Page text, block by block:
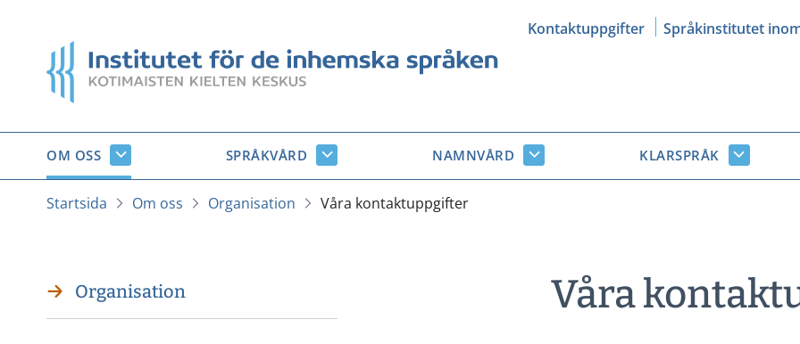
innehåll
Kontaktuppgifter
Språkinstitutet
Startsida
OM OSS
Om
oss
undersidor
SPRÅKVÅRD
Språkvård
undersidor
NAMNVÅRD
Namnvård
undersidor
KLARSPRÅK
Startsida
Om oss Organisation Våra kontaktuppgifter
Organisation Våra